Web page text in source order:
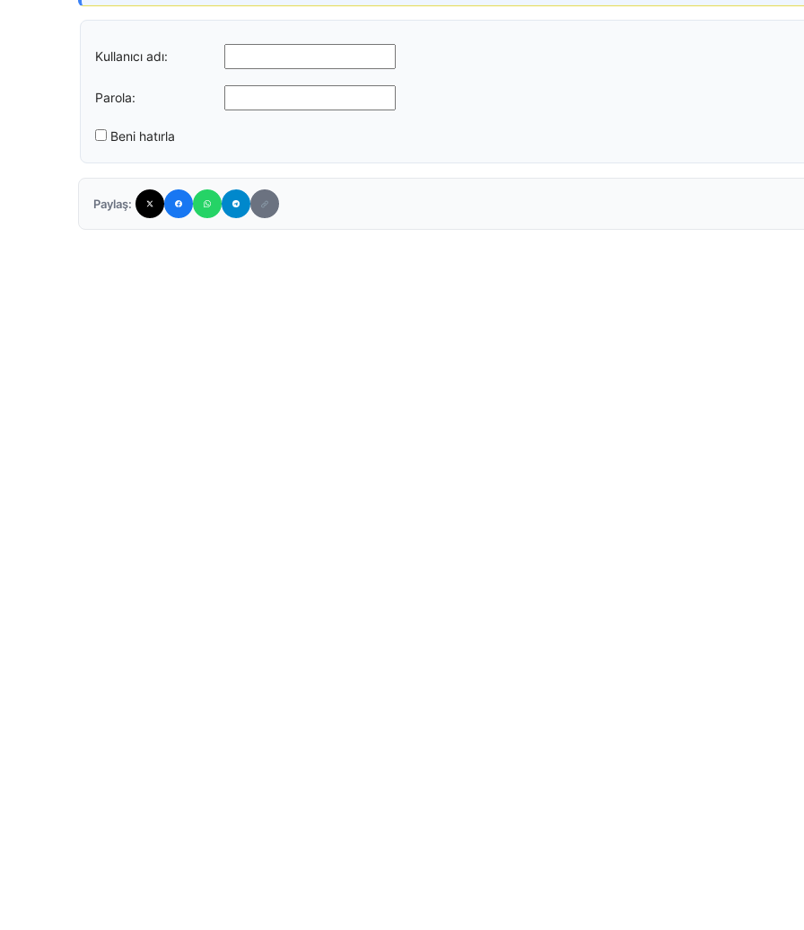
Kullanıcı adı:
Parola:
Beni hatırla
Paylaş: